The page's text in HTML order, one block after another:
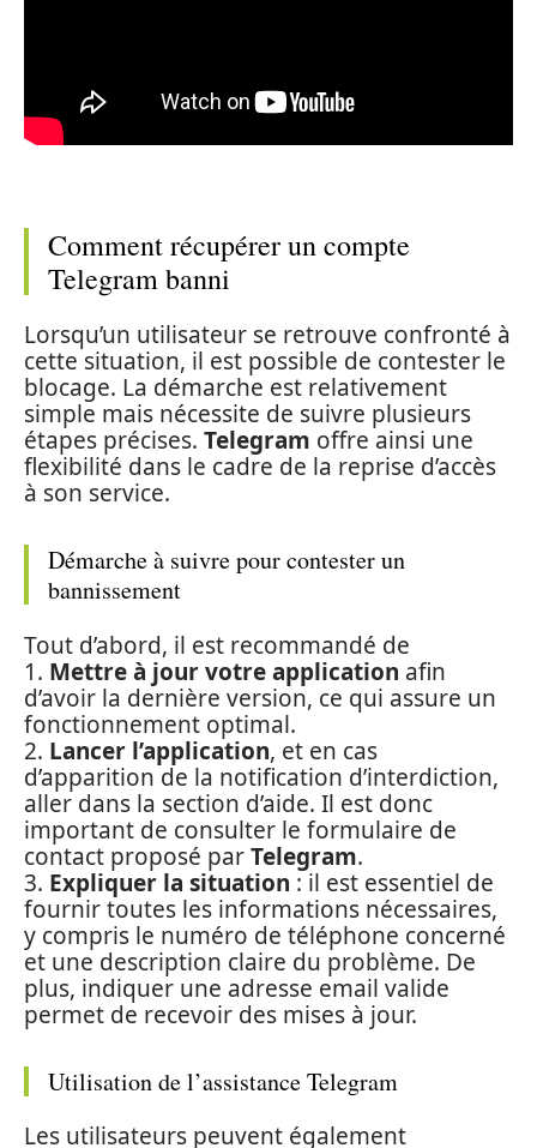
Comment récupérer un compte
Telegram banni
Lorsqu’un utilisateur se retrouve confronté à
cette situation, il est possible de contester le
blocage. La démarche est relativement
simple mais nécessite de suivre plusieurs
étapes précises. Telegram offre ainsi une
flexibilité dans le cadre de la reprise d’accès
à son service.
Démarche à suivre pour contester un
bannissement
Tout d’abord, il est recommandé de
1. Mettre à jour votre application afin
d’avoir la dernière version, ce qui assure un
fonctionnement optimal.
2. Lancer l’application, et en cas
d’apparition de la notification d’interdiction,
aller dans la section d’aide. Il est donc
important de consulter le formulaire de
contact proposé parTelegram.
3. Expliquer la situation : il est essentiel de
fournir toutes les informations nécessaires,
y compris le numéro de téléphone concerné
et une description claire du problème. De
plus, indiquer une adresse email valide
permet de recevoir des mises à jour.
Utilisation de l’assistance Telegram
Les utilisateurs peuvent également